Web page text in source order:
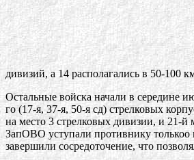
дивизий, а 14
Остальные войска начали в середине
го (17-я, 37-я, 50-я сд) стрелковых
на место 3 стрелковых дивизии, и 21-
ЗапОВО уступали противнику толькоо
завершили сосредоточение, что